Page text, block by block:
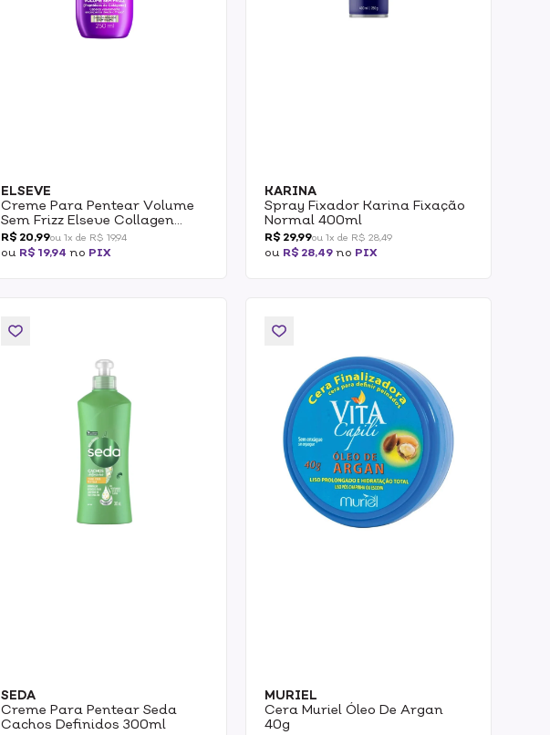
ELSEVE
Creme Para Pentear Volume
Sem Frizz Elseve Collagen
Lifter 250ml
R$ 20,99ou 1x de R$ 19,94
ou R$ 19,94 no PIX
KARINA
Spray Fixador Karina Fixação
Normal 400ml
R$ 29,99ou 1x de R$ 28,49
ou R$ 28,49 no PIX
SEDA
Creme Para Pentear Seda
Cachos Definidos 300ml
MURIEL
Cera Muriel Óleo De Argan
40g